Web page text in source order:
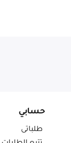
حسابي
طلباتى